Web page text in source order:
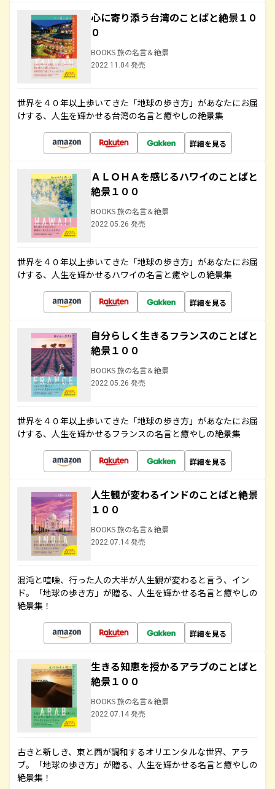
心に寄り添う台湾のことばと絶景１０
０
BOOKS 旅の名言＆絶景
2022.11.04 発売
世界を４０年以上歩いてきた「地球の歩き方」があなたにお届
けする、人生を輝かせる台湾の名言と癒やしの絶景集
詳細を見る
ＡＬＯＨＡを感じるハワイのことばと
絶景１００
BOOKS 旅の名言＆絶景
2022.05.26 発売
世界を４０年以上歩いてきた「地球の歩き方」があなたにお届
けする、人生を輝かせるハワイの名言と癒やしの絶景集
詳細を見る
自分らしく生きるフランスのことばと
絶景１００
BOOKS 旅の名言＆絶景
2022.05.26 発売
世界を４０年以上歩いてきた「地球の歩き方」があなたにお届
けする、人生を輝かせるフランスの名言と癒やしの絶景集
詳細を見る
人生観が変わるインドのことばと絶景
１００
BOOKS 旅の名言＆絶景
2022.07.14 発売
混沌と喧噪、行った人の大半が人生観が変わると言う、イン
ド。「地球の歩き方」が贈る、人生を輝かせる名言と癒やしの
絶景集！
詳細を見る
生きる知恵を授かるアラブのことばと
絶景１００
BOOKS 旅の名言＆絶景
2022.07.14 発売
古きと新しき、東と西が調和するオリエンタルな世界、アラ
ブ。「地球の歩き方」が贈る、人生を輝かせる名言と癒やしの
絶景集！